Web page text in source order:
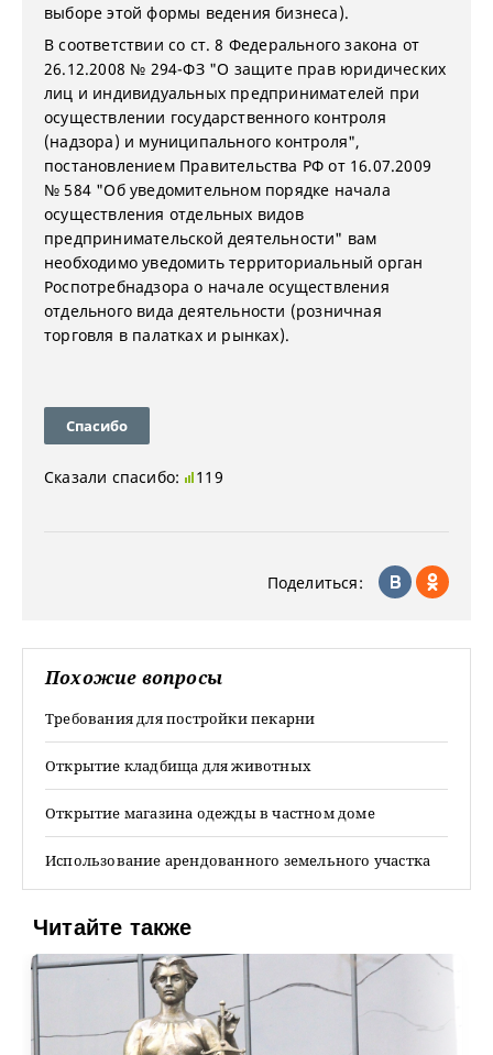
выборе этой формы ведения бизнеса).
Всоответствии со ст. 8 Федерального закона от
26.12.2008 № 294-ФЗ "О защите прав юридических
лиц и индивидуальных предпринимателей при
осуществлении государственного контроля
(надзора) и муниципального контроля",
постановлением Правительства РФ от 16.07.2009
№ 584 "Об уведомительном порядке начала
осуществления отдельных видов
предпринимательской деятельности" вам
необходимо уведомить территориальный орган
Роспотребнадзора о начале осуществления
отдельного вида деятельности (розничная
торговля в палатках и рынках).
Спасибо
Сказали спасибо: 119
Поделиться:
Похожие вопросы
Требования для постройки пекарни
Открытие кладбища для животных
Открытие магазина одежды в частном доме
Использование арендованного земельного участка
Читайте также